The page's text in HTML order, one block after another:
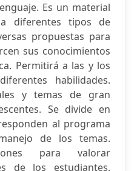
Es un material
diferentes tipos de
propuestas para
sus conocimientos
Permitirá a las y los
habilidades.
y temas de gran
Se divide en
al programa
de los temas.
para valorar
de los estudiantes.